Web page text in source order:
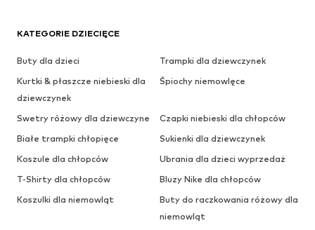
KATEGORIE DZIECIĘCE
Buty dla dzieci
Trampki dla dziewczynek
Kurtki & płaszcze niebieski dla
dziewczynek
Śpiochy niemowlęce
Swetry różowy dla dziewczyne
Czapki niebieski dla chłopców
Białe trampki chłopięce
Sukienki dla dziewczynek
Koszule dla chłopców
Ubrania dla dzieci wyprzedaż
T-Shirty dla chłopców
Bluzy Nike dla chłopców
Koszulki dla niemowląt
Buty do raczkowania różowy dla
niemowląt